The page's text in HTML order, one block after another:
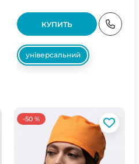
КУПИТЬ
універсальний
-50 %